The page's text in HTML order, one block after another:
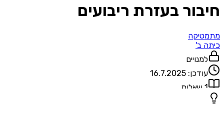
חיבור בעזרת ריבועים
מתמטיקה
כיתה ב'
למנויים
עודכן: 16.7.2025
1 שאלות